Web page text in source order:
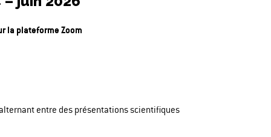
la plateforme Zoom
entre des présentations scientifiques